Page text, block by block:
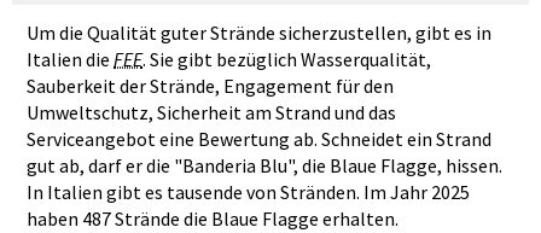
Um die Qualität guter Strände sicherzustellen, gibt es in
Italien die FEE. Sie gibt bezüglich Wasserqualität,
Sauberkeit der Strände, Engagement für den
Umweltschutz, Sicherheit am Strand und das
Serviceangebot eine Bewertung ab. Schneidet ein Strand
gut ab, darf er die "Banderia Blu", die Blaue Flagge, hissen.
In Italien gibt es tausende von Stränden. Im Jahr 2025
haben 487 Strände die Blaue Flagge erhalten.